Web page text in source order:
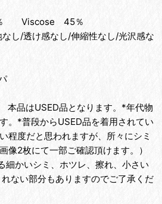
Viscose 45％
/透け感なし/伸縮性なし/光沢感な
はUSED品となります。*年代物
。*普段からUSED品を着用されてい
程度だと思われますが、所々にシミ
像2枚にて一部ご確認頂けます。）
細かいシミ、ホツレ、擦れ、小さい
ない部分もありますのでご了承くだ